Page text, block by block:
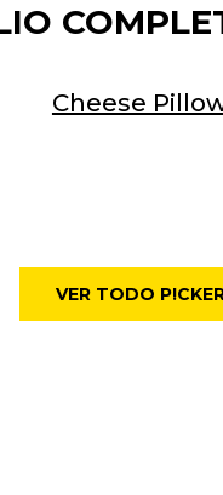
Cheese
VER TODO